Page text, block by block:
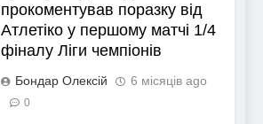
прокоментував поразку від
Атлетіко у першому матчі 1/4
фіналу Ліги чемпіонів
Бондар Олексій 6 місяців ago
0